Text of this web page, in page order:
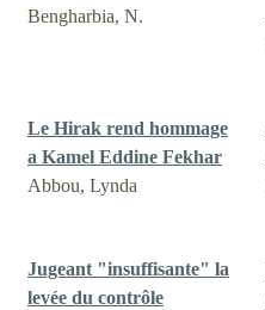
Bengharbia, N.
Le Hirak rend hommage
a Kamel Eddine Fekhar
Abbou, Lynda
Jugeant "insuffisante" la
levée du contrôle